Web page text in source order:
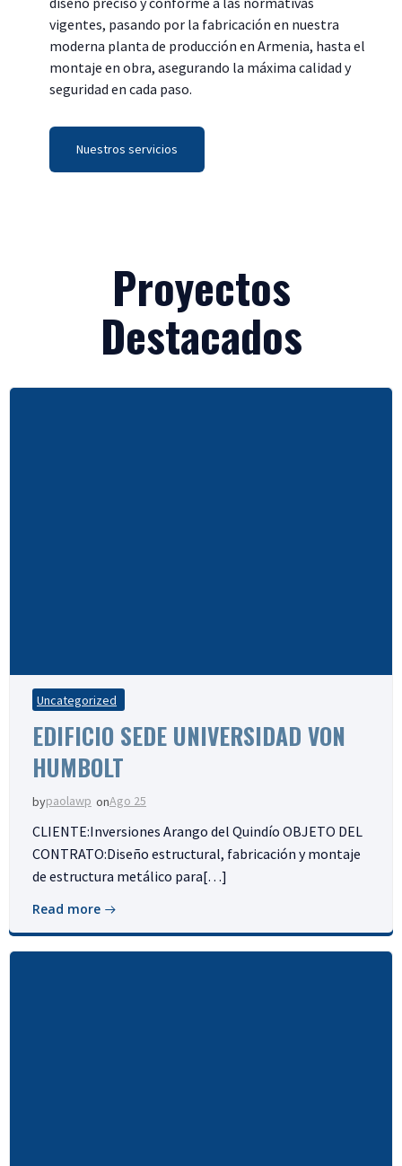
vigentes, pasando por la fabricación en nuestra
moderna planta de producción en Armenia, hasta el
montaje en obra, asegurando la máxima calidad y
seguridad en cada paso.
Nuestros servicios
Proyectos
Destacados
Uncategorized
EDIFICIO SEDE UNIVERSIDAD VON
HUMBOLT
bypaolawp onAgo 25
CLIENTE:Inversiones Arango del Quindío OBJETO DEL
CONTRATO:Diseño estructural, fabricación y montaje
de estructura metálico para[…]
Read more